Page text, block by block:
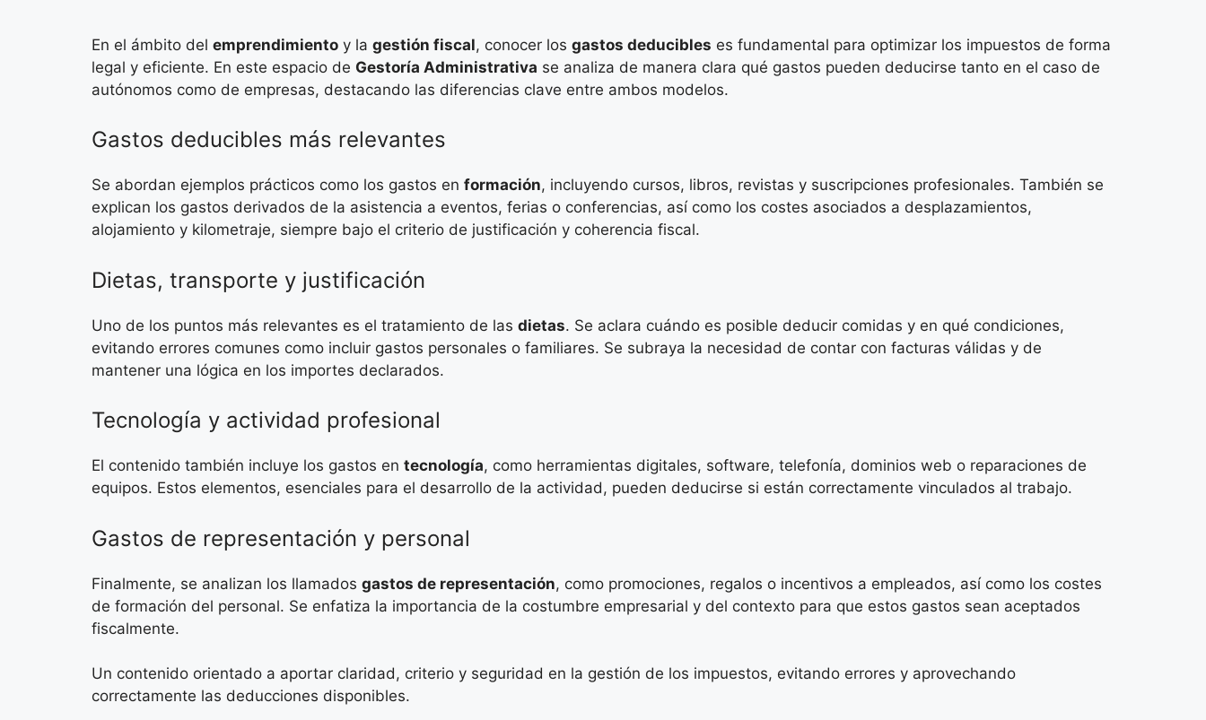
En el ámbito del emprendimiento y la gestión fiscal, conocer los gastos deducibles es fundamental para optimizar los impuestos de forma
legal y eficiente. En este espacio de Gestoría Administrativa se analiza de manera clara qué gastos pueden deducirse tanto en el caso de
autónomos como de empresas, destacando las diferencias clave entre ambos modelos.
Gastos deducibles más relevantes
Se abordan ejemplos prácticos como los gastos en formación, incluyendo cursos, libros, revistas y suscripciones profesionales. También se
explican los gastos derivados de la asistencia a eventos, ferias o conferencias, así como los costes asociados a desplazamientos,
alojamiento y kilometraje, siempre bajo el criterio de justificación y coherencia fiscal.
Dietas, transporte y justificación
Uno de los puntos más relevantes es el tratamiento de las dietas. Se aclara cuándo es posible deducir comidas y en qué condiciones,
evitando errores comunes como incluir gastos personales o familiares. Se subraya la necesidad de contar con facturas válidas y de
mantener una lógica en los importes declarados.
Tecnología y actividad profesional
El contenido también incluye los gastos en tecnología, como herramientas digitales, software, telefonía, dominios web o reparaciones de
equipos. Estos elementos, esenciales para el desarrollo de la actividad, pueden deducirse si están correctamente vinculados al trabajo.
Gastos de representación y personal
Finalmente, se analizan los llamados gastos de representación, como promociones, regalos o incentivos a empleados, así como los costes
de formación del personal. Se enfatiza la importancia de la costumbre empresarial y del contexto para que estos gastos sean aceptados
fiscalmente.
Un contenido orientado a aportar claridad, criterio y seguridad en la gestión de los impuestos, evitando errores y aprovechando
correctamente las deducciones disponibles.